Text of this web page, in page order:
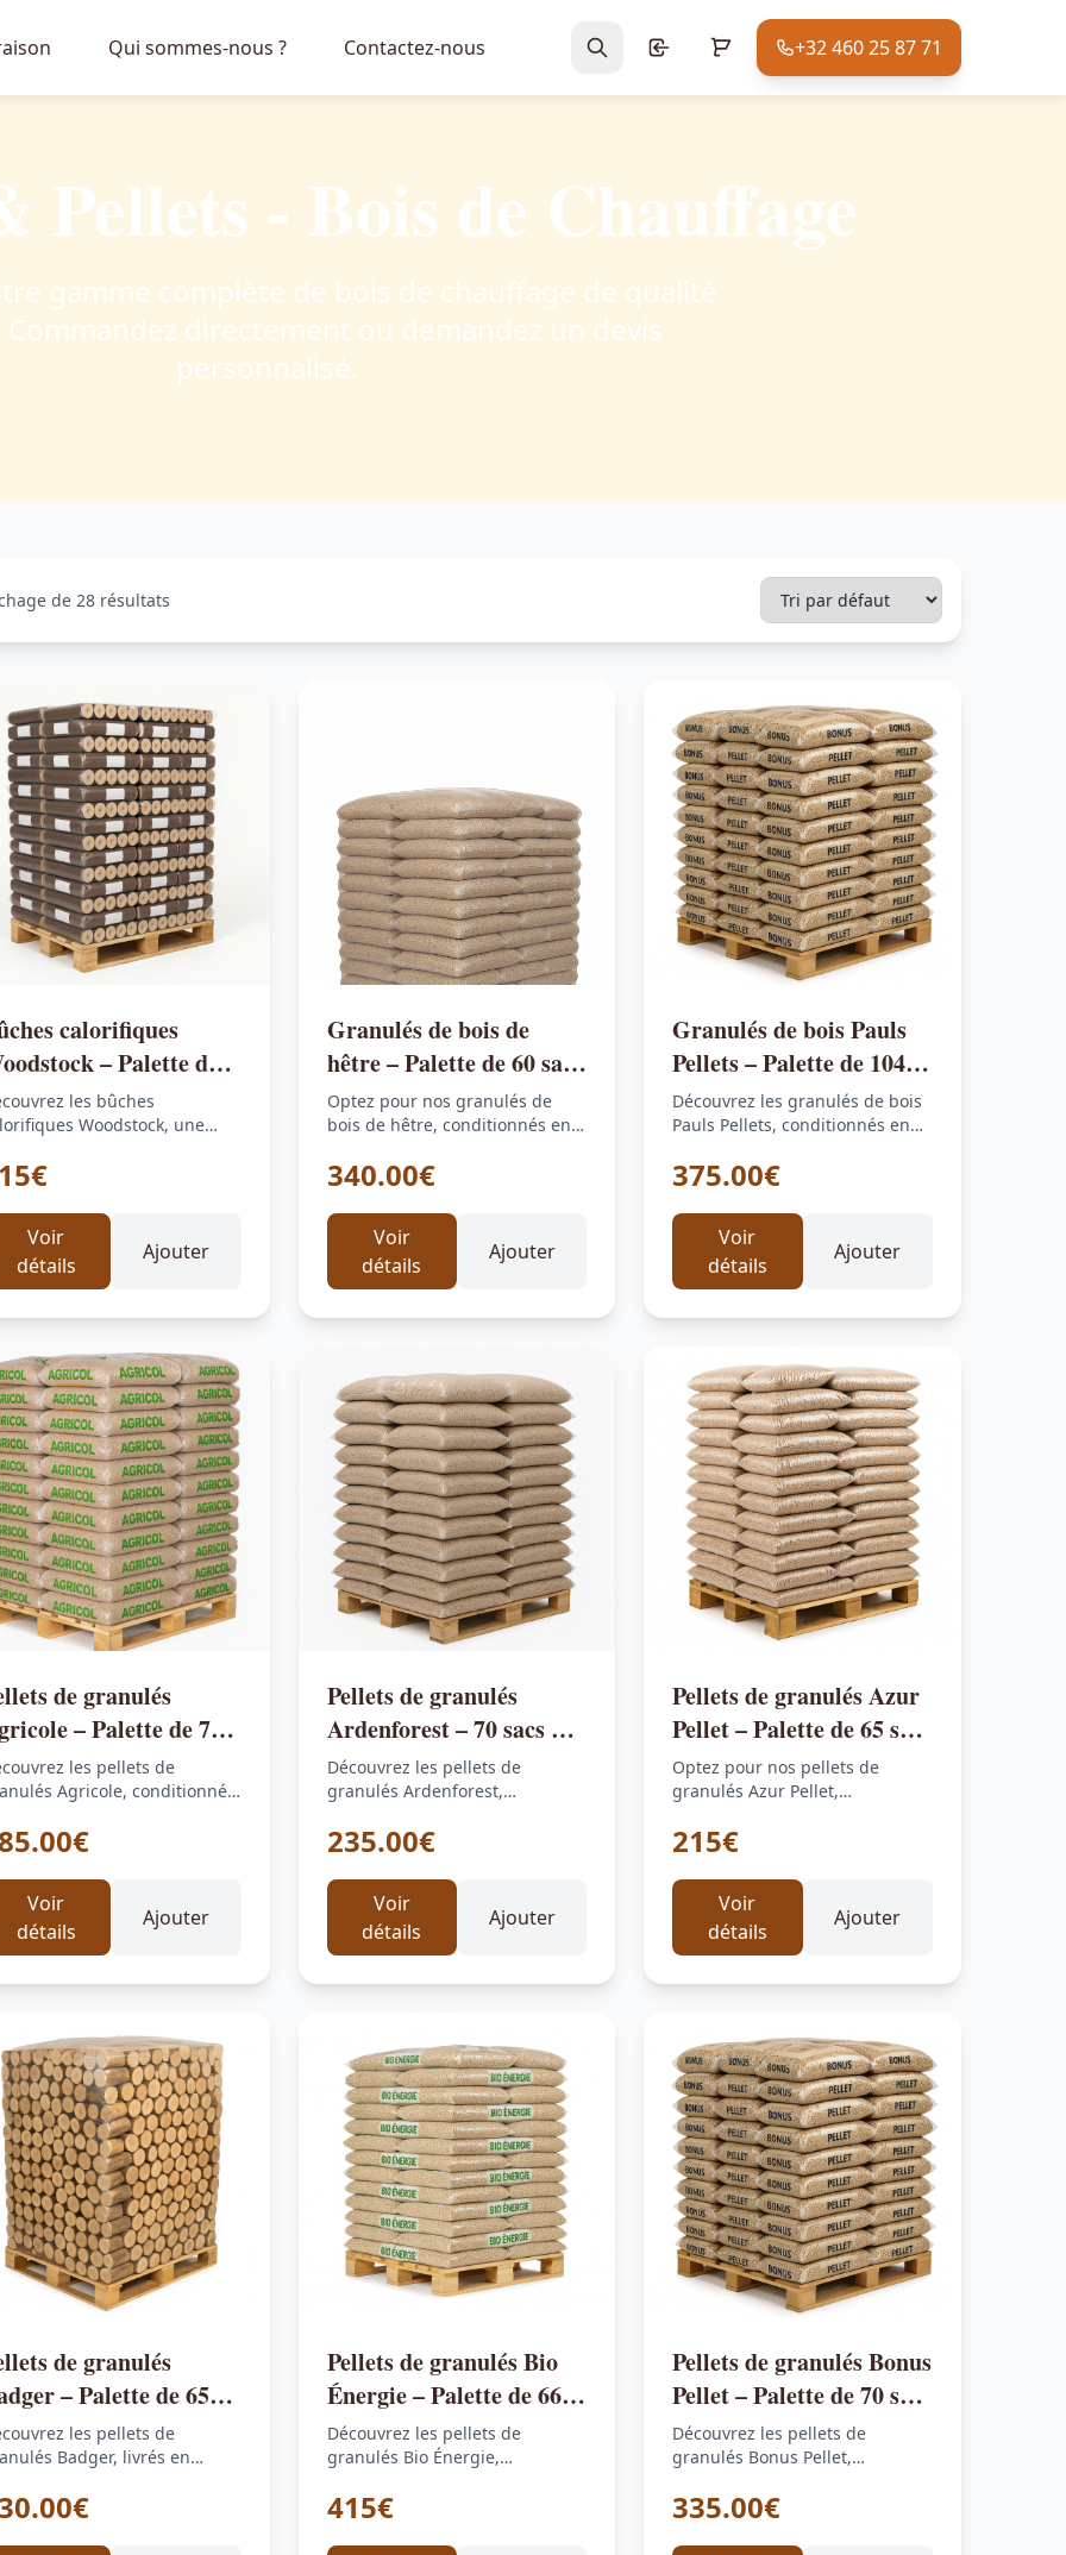
Qui sommes-nous ? Contactez-nous +32 460 25 87 71
Pellets - Bois de Chauffage
gamme complète de bois de chauffage de qualité
directement ou demandez un devis
personnalisé.
de 28 résultats
calorifiques
– Palette de 3
sacs de 5 bûches)
les bûches
Woodstock, une
au bois
Voir
détails
Ajouter
Granulés de bois de
hêtre – Palette de 60 sacs
de 15 kg
Optez pour nos granulés de
bois de hêtre, conditionnés en
340.00€
Voir
détails
Ajouter
Granulés de bois Pauls
Pellets – Palette de 104
sacs de 10 kg
Découvrez les granulés de bois
Pauls Pellets, conditionnés en
375.00€
Voir
détails
Ajouter
de granulés
– Palette de 70
de 15 kgles pellets de
Agricole, conditionnés
Voir
détails
Ajouter
Pellets de granulés
Ardenforest – 70 sacs de
15 kg – Palette
Découvrez les pellets de
granulés Ardenforest,
sacs de 15 kg,…
235.00€
Voir
détails
Ajouter
Pellets de granulés Azur
Pellet – Palette de 65 sacs
de 15 kg (980 kg)
Optez pour nos pellets de
granulés Azur Pellet,
sacs de…
215€
Voir
détails
Ajouter
de granulés
– Palette de 65
de 15 kgles pellets de
Badger, livrés en
Pellets de granulés Bio
Énergie – Palette de 66
sacs de 15 kg
Découvrez les pellets de
granulés Bio Énergie,
sacs de 15…
415€
Pellets de granulés Bonus
Pellet – Palette de 70 sacs
de 15 kg
Découvrez les pellets de
granulés Bonus Pellet,
sacs de 15…
335.00€